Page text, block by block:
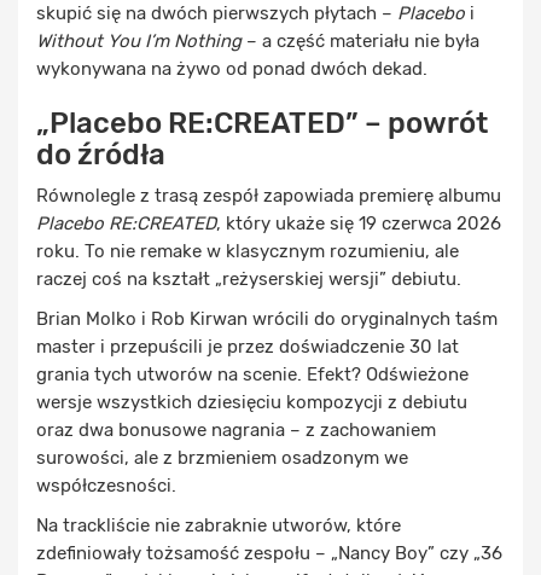
skupić się na dwóch pierwszych płytach – Placebo i
Without You I’m Nothing– a część materiału nie była
wykonywana na żywo od ponad dwóch dekad.
„Placebo RE:CREATED” – powrót
do źródła
Równolegle z trasą zespół zapowiada premierę albumu
Placebo RE:CREATED, który ukaże się 19 czerwca 2026
roku. To nie remake w klasycznym rozumieniu, ale
raczej coś na kształt „reżyserskiej wersji” debiutu.
Brian Molko i Rob Kirwan wrócili do oryginalnych taśm
master i przepuścili je przez doświadczenie 30 lat
grania tych utworów na scenie. Efekt? Odświeżone
wersje wszystkich dziesięciu kompozycji z debiutu
oraz dwa bonusowe nagrania – z zachowaniem
surowości, ale z brzmieniem osadzonym we
współczesności.
Na trackliście nie zabraknie utworów, które
zdefiniowały tożsamość zespołu – „Nancy Boy” czy „36